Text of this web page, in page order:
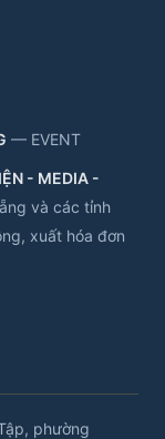
— EVENT
- MEDIA -
và các tỉnh
xuất hóa đơn
phường